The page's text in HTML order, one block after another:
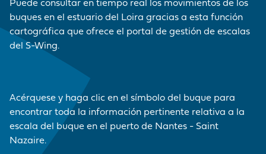
Puede consultar en tiempo real los movimientos de los
buques en el estuario del Loira gracias a esta función
cartográfica que ofrece el portal de gestión de escalas
del S-Wing.
Acérquese y haga clic en el símbolo del buque para
encontrar toda la información pertinente relativa a la
escala del buque en el puerto de Nantes - Saint
Nazaire.
CORDEMAIS
LE PELLERIN
CIFRAS CLAVE
VISITA AL PUERTO
MERCANCÍAS
PRE Y
POSTRANSPORTE
ACCEDER AL
EMPLEADOR
Medios de
comunicación
¡Únase a nosotros !
Mercados públicos
Visite du port